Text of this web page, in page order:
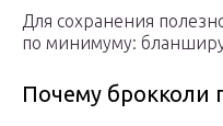
Для сохранения
по минимуму:
Почему брокколи